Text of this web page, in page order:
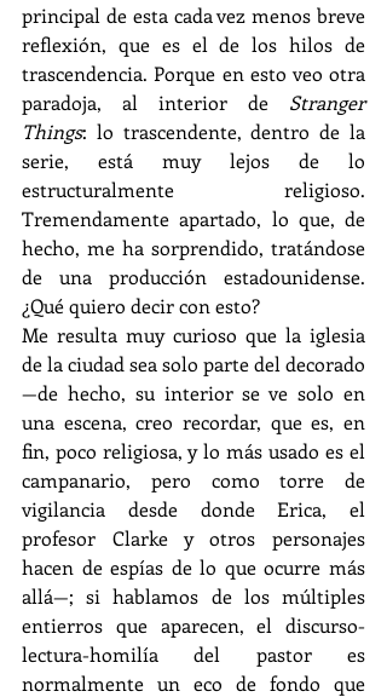
principal de esta cada vez menos breve
reflexión, que es el de los hilos de
trascendencia. Porque en esto veo otra
paradoja, al interior de Stranger
Things: lo trascendente, dentro de la
serie, está muy lejos de lo
estructuralmente religioso.
Tremendamente apartado, lo que, de
hecho, me ha sorprendido, tratándose
de una producción estadounidense.
¿Qué quiero decir con esto?
Me resulta muy curioso que la iglesia
de la ciudad sea solo parte del decorado
—de hecho, su interior se ve solo en
una escena, creo recordar, que es, en
fin, poco religiosa, y lo más usado es el
campanario, pero como torre de
vigilancia desde donde Erica, el
profesor Clarke y otros personajes
hacen de espías de lo que ocurre más
allá—; si hablamos de los múltiples
entierros que aparecen, el discurso-
lectura-homilía del pastor es
normalmente un eco de fondo que